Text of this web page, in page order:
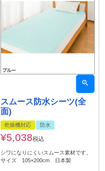
スムース防水シーツ(全
面)
乾燥機対応 防水
¥5,038税込
シワになりにくいスムース素材です。
サイズ 105×200cm 日本製